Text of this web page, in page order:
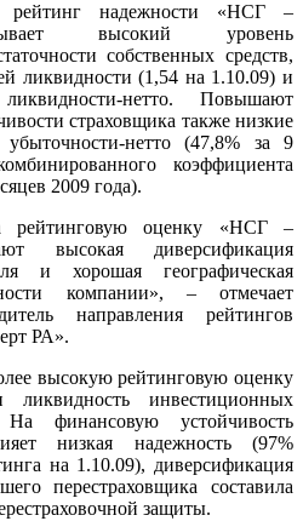
рейтинг надежности «НСГ –
высокий уровень
собственных средств,
ликвидности (1,54 на 1.10.09) и
нетто. Повышают
страховщика также низкие
убыточности-нетто (47,8% за 9
коэффициента
2009 года).
рейтинговую оценку «НСГ –
высокая диверсификация
и хорошая географическая
компании», – отмечает
направления рейтингов
РА».
высокую рейтинговую оценку
ликвидность инвестиционных
финансовую устойчивость
низкая надежность (97%
на 1.10.09), диверсификация
перестраховщика составила
защиты.